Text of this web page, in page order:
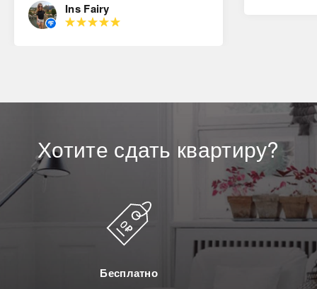
Ins Fairy
Хотите сдать квартиру?
Бесплатно